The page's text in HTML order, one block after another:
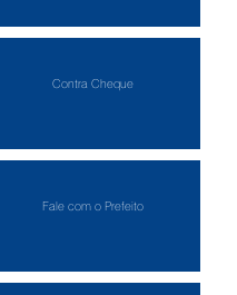
Contra Cheque
Fale com o Prefeito